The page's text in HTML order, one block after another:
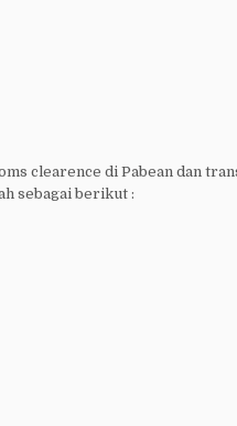
clearence di Pabean dan
sebagai berikut :